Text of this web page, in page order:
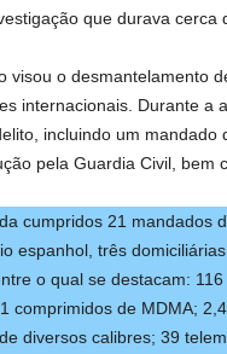
que durava cerca
visou o desmantelamento
internacionais. Durante a
incluindo um mandado
pela Guardia Civil, bem
cumpridos 21 mandados
espanhol, três
o qual se destacam:
comprimidos de MDMA;
diversos calibres; 39